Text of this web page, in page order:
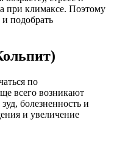
при климаксе. Поэтому
подобрать
по
всего возникают
болезненность и
и увеличение